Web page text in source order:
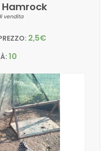
vendita
2,5€
10